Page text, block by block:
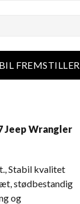
FREMSTILLER
Jeep Wrangler
Stabil kvalitet
stødbestandig
og